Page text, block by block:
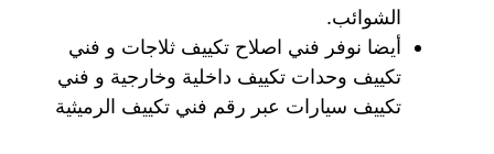
الشوائب.
أيضا نوفر فني اصلاح تكييف ثلاجات و فني
تكييف وحدات تكييف داخلية وخارجية و فني
تكييف سيارات عبر رقم فني تكييف الرميثية